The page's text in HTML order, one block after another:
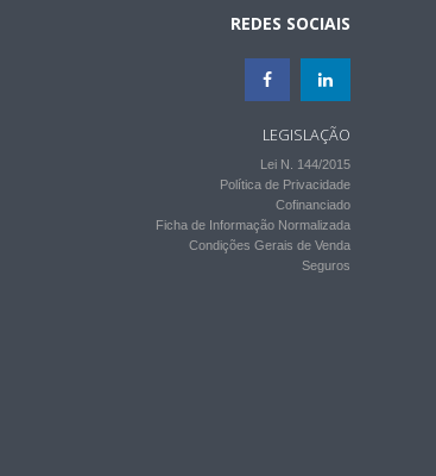
REDES SOCIAIS
LEGISLAÇÃO
Lei N. 144/2015
Política de Privacidade
Cofinanciado
Ficha de Informação Normalizada
Condições Gerais de Venda
Seguros